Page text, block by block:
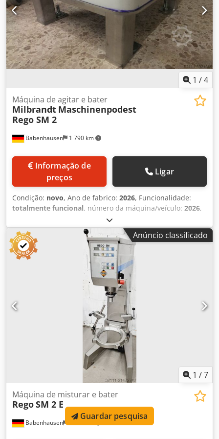
1 /4
Babenhausen 1 790 km
Máquina de agitar e bater
Milbrandt Maschinenpodest
Rego SM 2
preços
Ligar
Condição: novo, Ano de fabrico: 2026, Funcionalidade:
totalmente funcional, número da máquina/veículo: 2026,
24 meses
mm, largura total:470 mm, altura total:150 mm, NOVO
NOVO TOP Base de inoxidável NOVO NOVO com furo muito
robusto adequado para Rego SM 2 para uma padaria
limpa! Dimensões: 470 x 640 x 150 mm, LxPxA com garantia
+ serviço Dsdpfx Akjd Dzr Hs Tock Visite nosso showroom
Milbrandt com muitas máquinas para padaria!
Anúncio classificado
1 /7
Babenhausen 1 790 km
Máquina de misturar e bater
RegoSM 2 E
Guardar pesquisa